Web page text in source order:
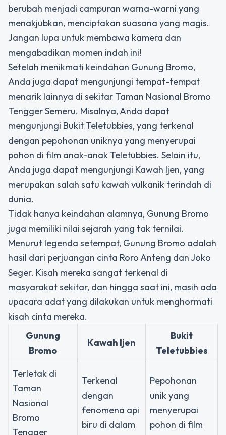
berubah menjadi campuran warna-warni yang
menakjubkan, menciptakan suasana yang magis.
Jangan lupa untuk membawa kamera dan
mengabadikan momen indah ini!
Setelah menikmati keindahan Gunung Bromo,
Anda juga dapat mengunjungi tempat-tempat
menarik lainnya di sekitar Taman Nasional Bromo
Tengger Semeru. Misalnya, Anda dapat
mengunjungi Bukit Teletubbies, yang terkenal
dengan pepohonan uniknya yang menyerupai
pohon di film anak-anak Teletubbies. Selain itu,
Anda juga dapat mengunjungi Kawah Ijen, yang
merupakan salah satu kawah vulkanik terindah di
dunia.
Tidak hanya keindahan alamnya, Gunung Bromo
juga memiliki nilai sejarah yang tak ternilai.
Menurut legenda setempat, Gunung Bromo adalah
hasil dari perjuangan cinta Roro Anteng dan Joko
Seger. Kisah mereka sangat terkenal di
masyarakat sekitar, dan hingga saat ini, masih ada
upacara adat yang dilakukan untuk menghormati
kisah cinta mereka.
Gunung
Bromo
Kawah Ijen
Bukit
Teletubbies
Terletak di
Taman
Nasional
Bromo
Tengger
Terkenal
dengan
fenomena api
biru di dalam
Pepohonan
unik yang
menyerupai
pohon di film